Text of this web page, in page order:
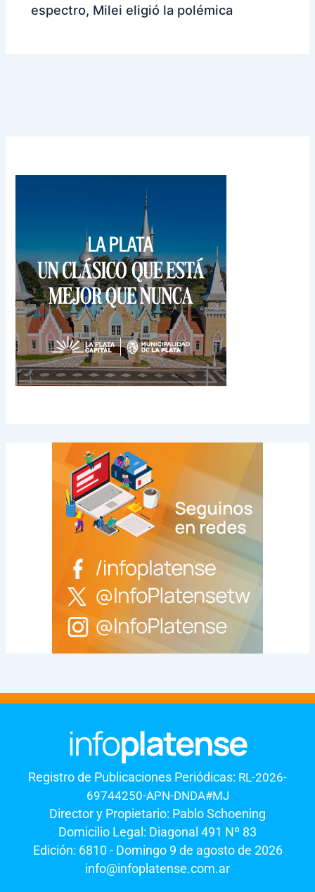
espectro, Milei eligió la polémica
Registro de Publicaciones Periódicas: RL-2026-
69744250-APN-DNDA#MJ
Director y Propietario: Pablo Schoening
Domicilio Legal: Diagonal 491 Nº 83
Edición: 6810 - Domingo 9 de agosto de 2026
info@infoplatense.com.ar